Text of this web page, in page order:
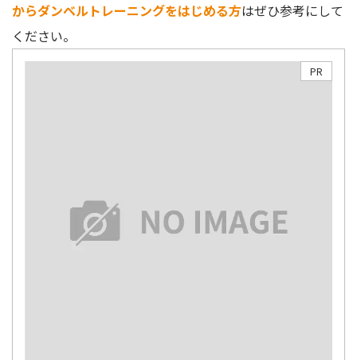
からダンベルトレーニングをはじめる方はぜひ参考にして
ください。
PR